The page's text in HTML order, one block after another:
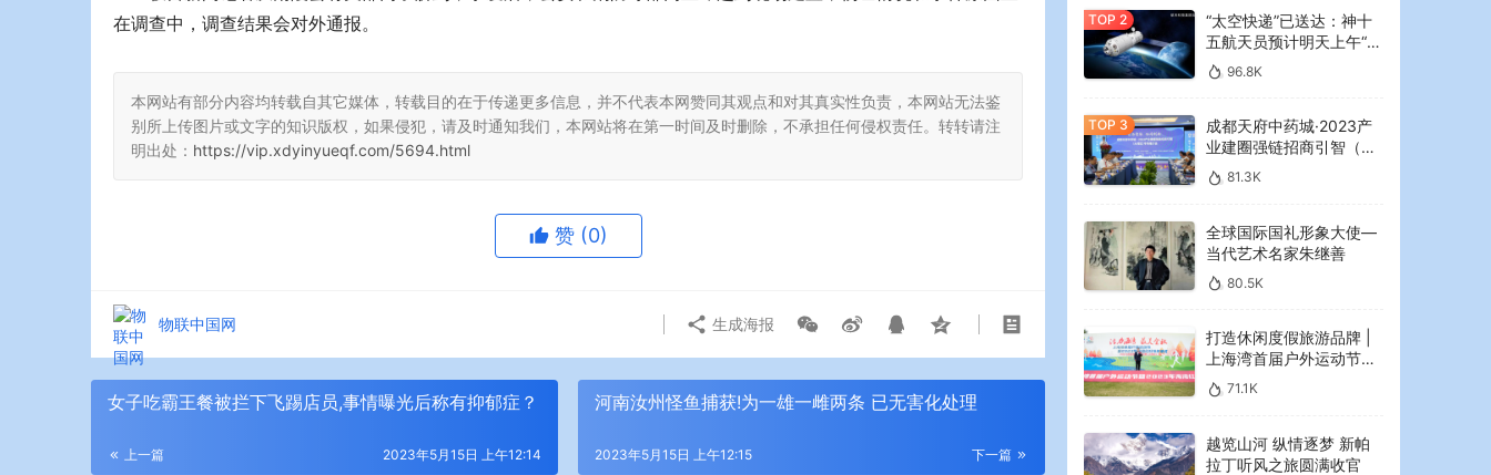
在调查中，调查结果会对外通报。
本网站有部分内容均转载自其它媒体，转载目的在于传递更多信息，并不代表本网赞同其观点和对其真实性负责，本网站无法鉴
别所上传图片或文字的知识版权，如果侵犯，请及时通知我们，本网站将在第一时间及时删除，不承担任何侵权责任。转转请注
明出处： https://vip.xdyinyueqf.com/5694.html
赞 (0)
物联中国网 生成海报
女子吃霸王餐被拦下飞踢店员,事情曝光后称有抑郁症？
上一篇 2023年5月15日 上午12:14
河南汝州怪鱼捕获!为一雄一雌两条 已无害化处理
下一篇
2023年5月15日 上午12:15
“太空快递”已送达：神十
五航天员预计明天上午“拆
快递”96.8K
成都天府中药城·2023产
业建圈强链招商引智（大
湾区）专场推介会在广州
举行
81.3K
全球国际国礼形象大使—
当代艺术名家朱继善
80.5K
打造休闲度假旅游品牌 |
上海湾首届户外运动节暨
2023年海湾红叶节启幕
71.1K
越览山河 纵情逐梦 新帕
拉丁听风之旅圆满收官